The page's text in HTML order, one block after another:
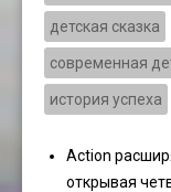
детская сказка
современная
история успеха
Action
открывая